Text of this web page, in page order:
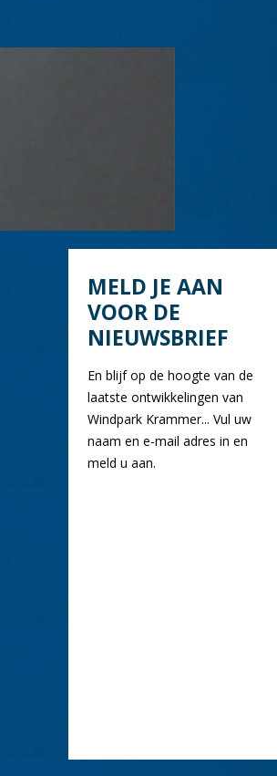
MELD JE AAN
VOOR DE
NIEUWSBRIEF
En blijf op de hoogte van de
laatste ontwikkelingen van
Windpark Krammer... Vul uw
naam en e-mail adres in en
meld u aan.